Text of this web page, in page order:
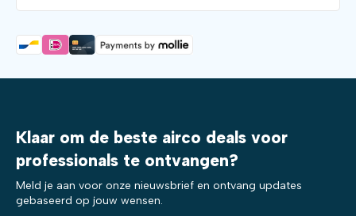
Klaar om de beste airco deals voor
professionals te ontvangen?
Meld je aan voor onze nieuwsbrief en ontvang updates
gebaseerd op jouw wensen.